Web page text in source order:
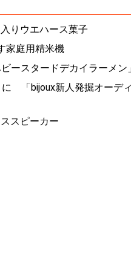
りウエハース菓子
家庭用精米機
ースタードデカイラーメン
「bijoux新人発掘オーデ
スピーカー